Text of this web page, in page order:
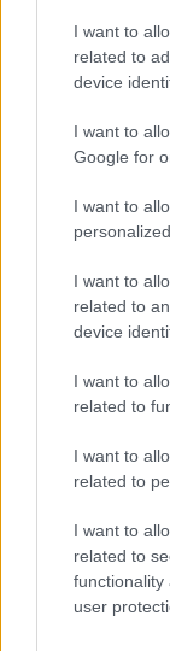
I want to
related to
device
I want to
Google for
I want to
I want to
related to
device
I want to
related to
I want to
related to
I want to
related to
functionality
user
#POLITICAMENTE
#SINISTRA
Precedente